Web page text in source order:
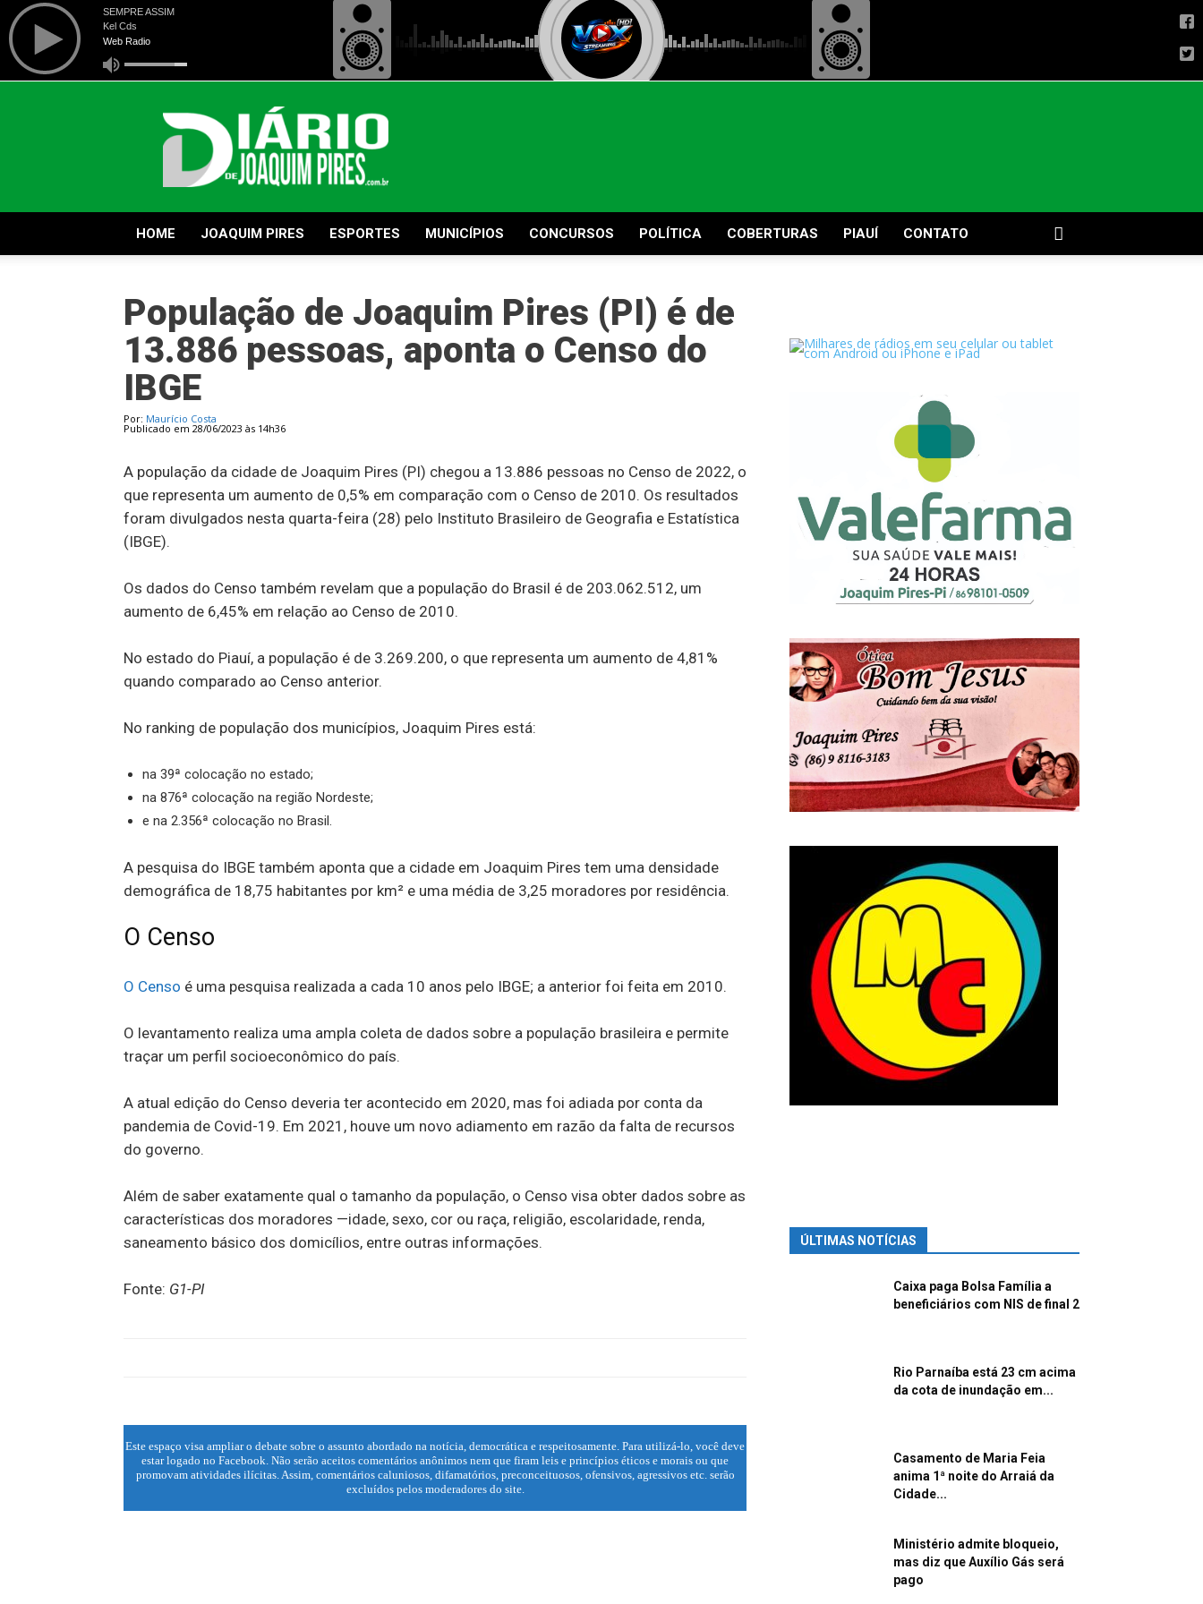
Diário
de
Joaquim
Pires
HOME JOAQUIM PIRES ESPORTES MUNICÍPIOS CONCURSOS POLÍTICA COBERTURAS PIAUÍ CONTATO
População de Joaquim Pires (PI) é de
13.886 pessoas, aponta o Censo do
IBGE
Por: Maurício Costa
Publicado em 28/06/2023 às 14h36
A população da cidade de Joaquim Pires (PI) chegou a 13.886 pessoas no Censo de 2022, o
que representa um aumento de 0,5% em comparação com o Censo de 2010. Os resultados
foram divulgados nesta quarta-feira (28) pelo Instituto Brasileiro de Geografia e Estatística
(IBGE).
Os dados do Censo também revelam que a população do Brasil é de 203.062.512, um
aumento de 6,45% em relação ao Censo de 2010.
No estado do Piauí, a população é de 3.269.200, o que representa um aumento de 4,81%
quando comparado ao Censo anterior.
No ranking de população dos municípios, Joaquim Pires está:
na 39ª colocação no estado;
na 876ª colocação na região Nordeste;
e na 2.356ª colocação no Brasil.
A pesquisa do IBGE também aponta que a cidade em Joaquim Pires tem uma densidade
demográfica de 18,75 habitantes por km² e uma média de 3,25 moradores por residência.
O Censo
O Censo é uma pesquisa realizada a cada 10 anos pelo IBGE; a anterior foi feita em 2010.
O levantamento realiza uma ampla coleta de dados sobre a população brasileira e permite
traçar um perfil socioeconômico do país.
A atual edição do Censo deveria ter acontecido em 2020, mas foi adiada por conta da
pandemia de Covid-19. Em 2021, houve um novo adiamento em razão da falta de recursos
do governo.
Além de saber exatamente qual o tamanho da população, o Censo visa obter dados sobre as
características dos moradores —idade, sexo, cor ou raça, religião, escolaridade, renda,
saneamento básico dos domicílios, entre outras informações.
Fonte: G1-PI
Este espaço visa ampliar o debate sobre o assunto abordado na notícia, democrática e respeitosamente. Para utilizá-lo, você deve
estar logado no Facebook. Não serão aceitos comentários anônimos nem que firam leis e princípios éticos e morais ou que
promovam atividades ilícitas. Assim, comentários caluniosos, difamatórios, preconceituosos, ofensivos, agressivos etc. serão
excluídos pelos moderadores do site.
ÚLTIMAS NOTÍCIAS
Caixa paga Bolsa Família a
beneficiários com NIS de final 2
Rio Parnaíba está 23 cm acima
da cota de inundação em...
Casamento de Maria Feia
anima 1ª noite do Arraiá da
Cidade...
Ministério admite bloqueio,
mas diz que Auxílio Gás será
pago